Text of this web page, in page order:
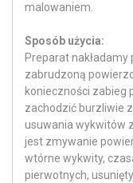
malowaniem.
Sposób użycia:
Preparat
zabrudzoną
konieczności zabieg
zachodzić burzliwie
usuwania wykwitów
jest zmywanie
wtórne wykwity,
pierwotnych,